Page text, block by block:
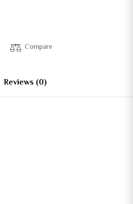
Compare
Reviews (0)